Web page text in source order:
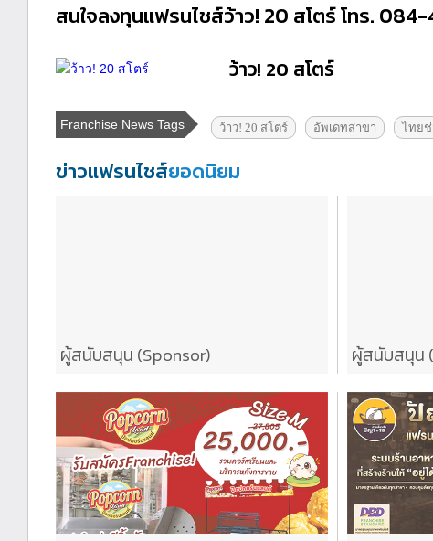
สนใจลงทุนแฟรนไชส์ว้าว! 20 สโตร์ โทร. 084-
ว้าว! 20 สโตร์
Franchise News Tags ว้าว! 20 สโตร์ อัพเดทสาขา ไทย
ข่าวแฟรนไชส์ยอดนิยม
ผู้สนับสนุน (Sponsor) ผู้สนับสนุน